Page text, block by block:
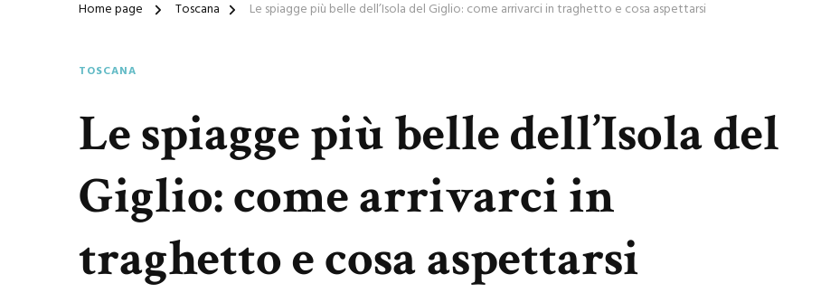
Home page Toscana Le spiagge più belle dell’Isola del Giglio: come arrivarci in traghetto e cosa aspettarsi
TOSCANA
Le spiagge più belle dell’Isola del
Giglio: come arrivarci in
traghetto e cosa aspettarsi